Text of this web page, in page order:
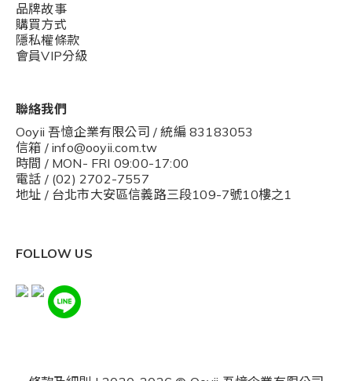
品牌故事
購買方式
隱私權條款
會員VIP分級
聯絡我們
Ooyii 吾憶企業有限公司 / 統編 83183053
信箱 / info@ooyii.com.tw
時間 / MON- FRI 09:00-17:00
電話 / (02) 2702-7557
地址 / 台北市大安區信義路三段109-7號10樓之1
FOLLOW US